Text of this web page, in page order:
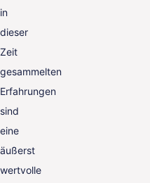
in
dieser
Zeit
gesammelten
Erfahrungen
sind
eine
äußerst
wertvolle